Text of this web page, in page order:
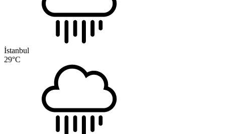
İstanbul
29°C